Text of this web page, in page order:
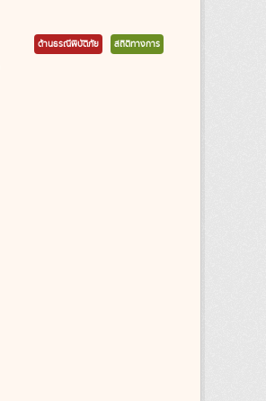
ด้านธรณีพิบัติภัย สถิติทางการ